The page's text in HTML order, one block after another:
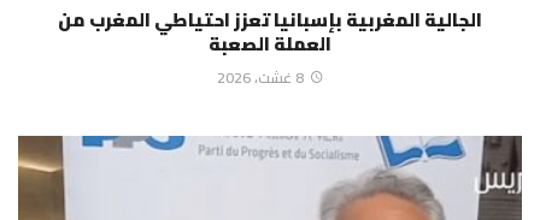
الجالية المغربية بإسبانيا تعزز احتياطي المغرب من
العملة الصعبة
8 غشت، 2026